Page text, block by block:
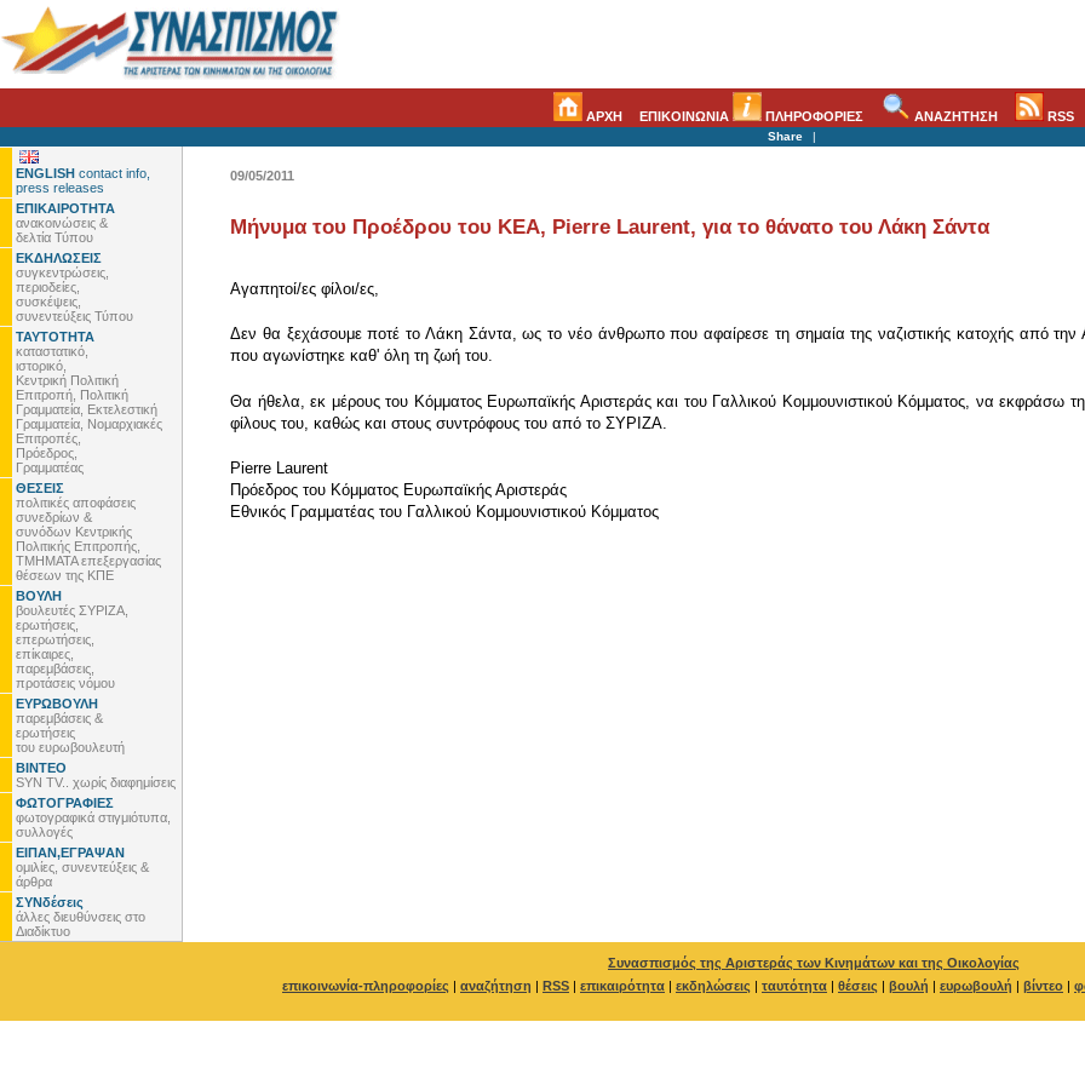
ΑΡΧΗ ΕΠΙΚΟΙΝΩΝΙΑ ΠΛΗΡΟΦΟΡΙΕΣ ΑΝΑΖΗΤΗΣΗ RSS
Share |
ENGLISH contact info,
press releases
ΕΠΙΚΑΙΡΟΤΗΤΑ
ανακοινώσεις &
δελτία Τύπου
ΕΚΔΗΛΩΣΕΙΣ
συγκεντρώσεις,
περιοδείες,
συσκέψεις,
συνεντεύξεις Τύπου
ΤΑΥΤΟΤΗΤΑ
καταστατικό,
ιστορικό,
Κεντρική Πολιτική
Επιτροπή, Πολιτική
Γραμματεία, Εκτελεστική
Γραμματεία, Νομαρχιακές
Επιτροπές,
Πρόεδρος,
Γραμματέας
ΘΕΣΕΙΣ
πολιτικές αποφάσεις
συνεδρίων &
συνόδων Κεντρικής
Πολιτικής Επιτροπής,
ΤΜΗΜΑΤΑ επεξεργασίας
θέσεων της ΚΠΕ
ΒΟΥΛΗ
βουλευτές ΣΥΡΙΖΑ,
ερωτήσεις,
επερωτήσεις,
επίκαιρες,
παρεμβάσεις,
προτάσεις νόμου
ΕΥΡΩΒΟΥΛΗ
παρεμβάσεις &
ερωτήσεις
του ευρωβουλευτή
ΒΙΝΤΕΟ
SYN TV.. χωρίς διαφημίσεις
ΦΩΤΟΓΡΑΦΙΕΣ
φωτογραφικά στιγμιότυπα,
συλλογές
ΕΙΠΑΝ,ΕΓΡΑΨΑΝ
ομιλίες, συνεντεύξεις &
άρθρα
ΣΥΝδέσεις
άλλες διευθύνσεις στο
Διαδίκτυο
09/05/2011
Μήνυμα του Προέδρου του ΚΕΑ, Pierre Laurent, για το θάνατο του Λάκη Σάντα
Αγαπητοί/ες φίλοι/ες,
Δεν θα ξεχάσουμε ποτέ το Λάκη Σάντα, ως το νέο άνθρωπο που αφαίρεσε τη σημαία της ναζιστικής κατοχής από
που αγωνίστηκε καθ' όλη τη ζωή του.
Θα ήθελα, εκ μέρους του Κόμματος Ευρωπαϊκής Αριστεράς και του Γαλλικού Κομμουνιστικού Κόμματος, να εκφράσω
φίλους του, καθώς και στους συντρόφους του από το ΣΥΡΙΖΑ.
Pierre Laurent
Πρόεδρος του Κόμματος Ευρωπαϊκής Αριστεράς
Εθνικός Γραμματέας του Γαλλικού Κομμουνιστικού Κόμματος
Συνασπισμός της Αριστεράς των Κινημάτων και της Οικολογίας
επικοινωνία-πληροφορίες | αναζήτηση | RSS | επικαιρότητα | εκδηλώσεις | ταυτότητα | θέσεις | βουλή | ευρωβουλή | βίντεο |